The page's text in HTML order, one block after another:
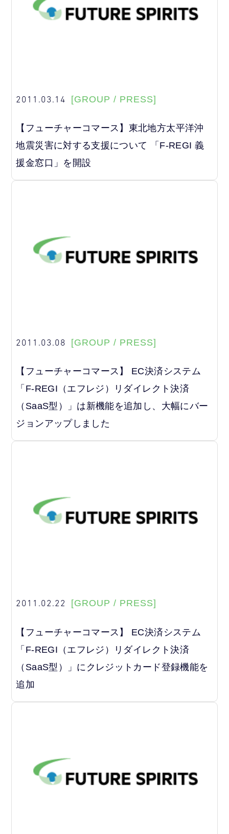
2011.03.14 [GROUP / PRESS]
【フューチャーコマース】東北地方太平洋沖
地震災害に対する支援について 「F-REGI 義
援金窓口」を開設
2011.03.08 [GROUP / PRESS]
【フューチャーコマース】 EC決済システム
「F-REGI（エフレジ）リダイレクト決済
（SaaS型）」は新機能を追加し、大幅にバー
ジョンアップしました
2011.02.22 [GROUP / PRESS]
【フューチャーコマース】 EC決済システム
「F-REGI（エフレジ）リダイレクト決済
（SaaS型）」にクレジットカード登録機能を
追加